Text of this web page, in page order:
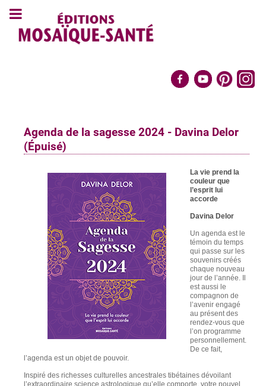
Agenda de la sagesse 2024 - Davina Delor
(Épuisé)
La vie prend la
couleur que
l’esprit lui
accorde
Davina Delor
Un agenda est le
témoin du temps
qui passe sur les
souvenirs créés
chaque nouveau
jour de l’année. Il
est aussi le
compagnon de
l’avenir engagé
au présent des
rendez-vous que
l’on programme
personnellement.
De ce fait,
l’agenda est un objet de pouvoir.
Inspiré des richesses culturelles ancestrales tibétaines dévoilant
l’extraordinaire science astrologique qu’elle comporte, votre nouvel